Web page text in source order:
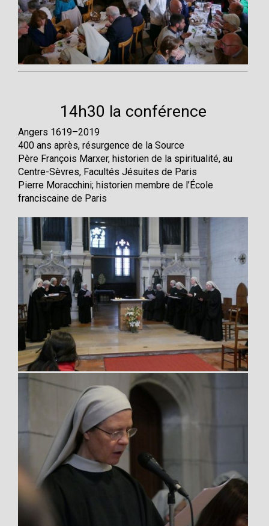
14h30 la conférence
Angers 1619–2019
400 ans après, résurgence de la Source
Père François Marxer, historien de la spiritualité, au
Centre-Sèvres, Facultés Jésuites de Paris
Pierre Moracchini; historien membre de l’École
franciscaine de Paris